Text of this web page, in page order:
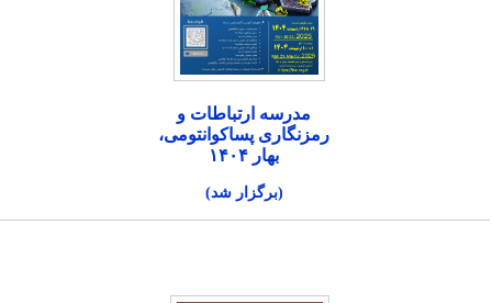
مدرسه ارتباطات و
رمزنگاری پساکوانتومی،
بهار ۱۴۰۴
(برگزار شد)